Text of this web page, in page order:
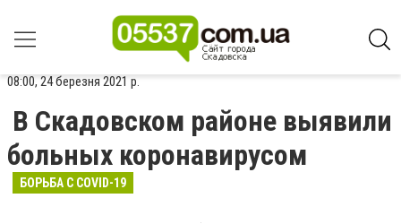
08:00, 24 березня 2021 р.
В Скадовском районе выявили
больных коронавирусом
БОРЬБА С COVID-19